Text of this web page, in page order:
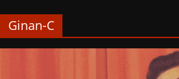
Ginan-C